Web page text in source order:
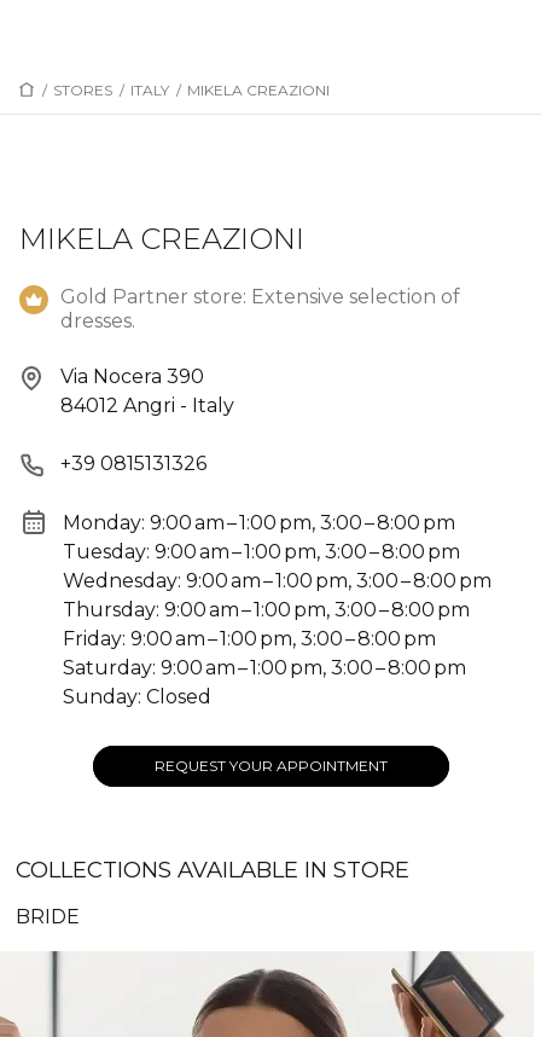
/ STORES / ITALY / MIKELA CREAZIONI
MIKELA CREAZIONI
Gold Partner store: Extensive selection of
dresses.
Via Nocera 390
84012 Angri - Italy
+39 0815131326
Monday: 9:00 am – 1:00 pm, 3:00 – 8:00 pm
Tuesday: 9:00 am – 1:00 pm, 3:00 – 8:00 pm
Wednesday: 9:00 am – 1:00 pm, 3:00 – 8:00 pm
Thursday: 9:00 am – 1:00 pm, 3:00 – 8:00 pm
Friday: 9:00 am – 1:00 pm, 3:00 – 8:00 pm
Saturday: 9:00 am – 1:00 pm, 3:00 – 8:00 pm
Sunday: Closed
REQUEST YOUR APPOINTMENT
COLLECTIONS AVAILABLE IN STORE
BRIDE